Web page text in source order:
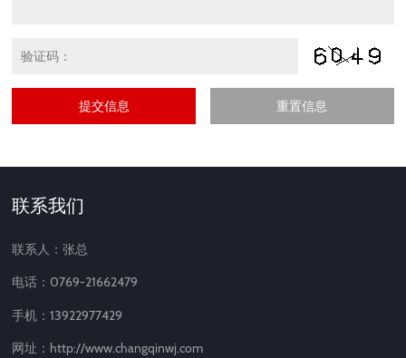
提交信息 重置信息
联系我们
联系人：张总
电话：0769-21662479
手机：13922977429
网址：http://www.changqinwj.com